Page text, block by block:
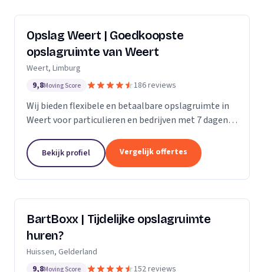
Opslag Weert | Goedkoopste
opslagruimte van Weert
Weert, Limburg
9,8Moving Score 186 reviews
Wij bieden flexibele en betaalbare opslagruimte in
Weert voor particulieren en bedrijven met 7 dagen
Bekijk profiel Vergelijk offertes
BartBoxx | Tijdelijke opslagruimte
huren?
Huissen, Gelderland
9,8Moving Score 152 reviews